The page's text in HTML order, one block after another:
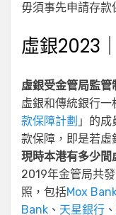
毋須事先申請存款
虛銀2023
虛銀受金管局監管
虛銀和傳統銀行一
款保障計劃 」的
款保障，即是若虛
現時本港有多少間
2019年金管局共
照，包括Mox
Bank 、 天星銀行 、